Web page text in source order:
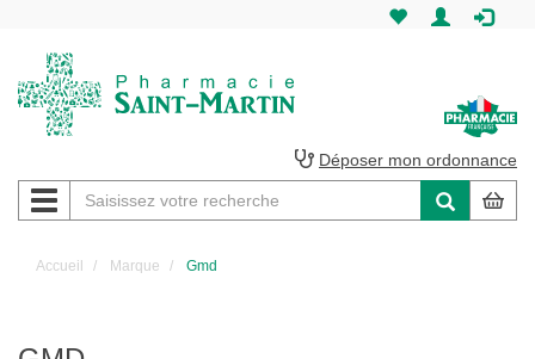
Martin
Pharmacie
Déposer mon ordonnance
Navigation
Accueil Marque Gmd